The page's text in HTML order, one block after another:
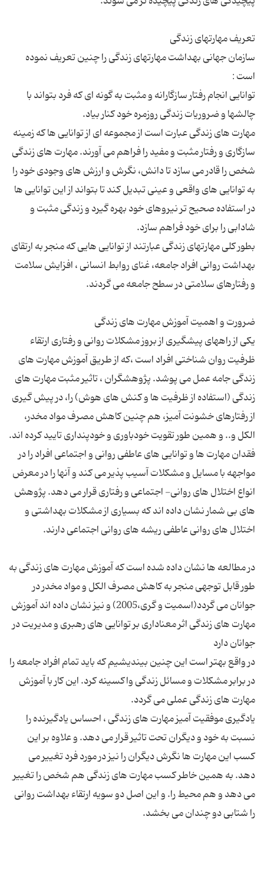
سازمان جهانی بهداشت مهارتهای زندگی را چنین تعریف نموده
توانایی انجام رفتار سازگارانه و مثبت به گونه ای که فرد بتواند با
مهارت های زندگی عبارت است از مجموعه ای از توانایی ها که زمینه
سازگاری و رفتار مثبت و مفید را فراهم می آورند. مهارت های زندگی
شخص را قادر می سازد تا دانش، نگرش و ارزش های وجودی خود را
به توانایی های واقعی و عینی تبدیل کند تا بتواند از این توانایی ها
در استفاده صحیح تر نیروهای خود بهره گیرد و زندگی مثبت و
بطور کلی مهارتهای زندگی عبارتند از توانایی هایی که منجر به ارتقای
بهداشت روانی افراد جامعه، غنای روابط انسانی ، افزایش سلامت
یکی از راههای پیشگیری از بروز مشکلات روانی و رفتاری ارتقاء
ظرفیت روان شناختی افراد است ،که از طریق آموزش مهارت های
زندگی جامه عمل می پوشد. پژوهشگران ، تاثیر مثبت مهارت های
زندگی (استفاده از ظرفیت ها و کنش های هوش) را، در پیش گیری
از رفتارهای خشونت آمیز، هم چنین کاهش مصرف مواد مخدر،
الکل و.. و همین طور تقویت خودباوری و خودپنداری تایید کرده اند.
فقدان مهارت ها و توانایی های عاطفی روانی و اجتماعی افراد را در
مواجهه با مسایل و مشکلات آسیب پذیر می کند و آنها را در معرض
انواع اختلال های روانی- اجتماعی و رفتاری قرار می دهد. پژوهش
های بی شمار نشان داده اند که بسیاری از مشکلات بهداشتی و
در مطالعه ها نشان داده شده است که آموزش مهارت های زندگی به
طور قابل توجهی منجر به کاهش مصرف الکل و مواد مخدر در
جوانان می گردد(اسمیت و گری،2005) و نیز نشان داده اند آموزش
مهارت های زندگی اثر معناداری بر توانایی های رهبری و مدیریت در
در واقع بهتر است این چنین بیندیشیم که باید تمام افراد جامعه را
در برابر مشکلات و مسائل زندگی واکسینه کرد. این کار با آموزش
یادگیری موفقیت آمیز مهارت های زندگی ، احساس یادگیرنده را
نسبت به خود و دیگران تحت تاثیر قرار می دهد. و علاوه بر این
کسب این مهارت ها نگرش دیگران را نیز در مورد فرد تغییر می
دهد. به همین خاطر کسب مهارت های زندگی هم شخص را تغییر
می دهد و هم محیط را. و این اصل دو سویه ارتقاء بهداشت روانی